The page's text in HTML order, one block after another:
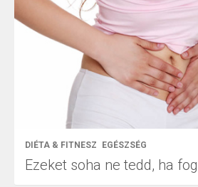
DIÉTA & FITNESZ EGÉSZSÉG
Ezeket soha ne tedd, ha